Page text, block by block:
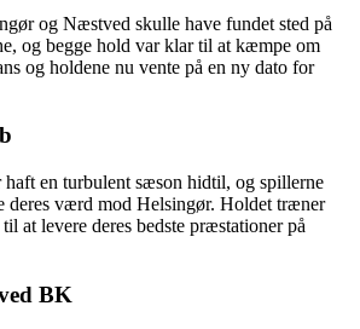
og Næstved skulle have fundet sted på
og begge hold var klar til at kæmpe om
og holdene nu vente på en ny dato for
en turbulent sæson hidtil, og spillerne
deres værd mod Helsingør. Holdet træner
at levere deres bedste præstationer på
BK